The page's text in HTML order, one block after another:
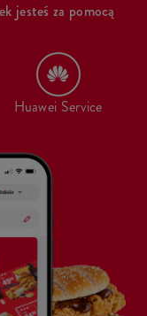
jesteś za pomocą
Huawei Service